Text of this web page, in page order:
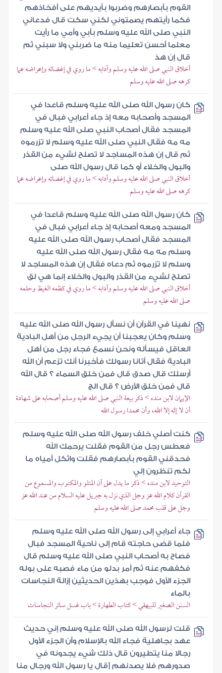
القوم بأبصارهم وضربوا بأيديهم على أفخاذهم
فكما رأيتهم يصمتوني لكني سكت قال فدعاني
النبي صلى الله عليه وسلم بأبي وأمي ما رأيت
معلما أحسن تعليما منه ما ضربني ولا سبني ثم
قال إن هذ
أخلاق النبي صلى الله عليه وسلم وآدابه > ما روي في إغضائه وإعراضه عما
كرهه صلى الله عليه وسلم
كان رسول الله صلى الله عليه وسلم قاعدا في
المسجد وأصحابه معه إذ جاء أعرابي فبال في
المسجد فقال أصحاب النبي صلى الله عليه وسلم
مه مه فقال النبي صلى الله عليه وسلم لا تزرموه
ثم قال إن هذه المساجد لا تصلح لشيء من القذر
والبول والخلاء أو كما قال رسول الله صلى
أخلاق النبي صلى الله عليه وسلم وآدابه > ما روي في إغضائه وإعراضه عما
كرهه صلى الله عليه وسلم
كان رسول الله صلى الله عليه وسلم قاعدا في
المسجد ومعه أصحابه إذ جاء أعرابي فبال في
المسجد فقال أصحاب رسول الله صلى الله عليه
وسلم مه مه فقال رسول الله صلى الله عليه
وسلم لا تزرموه ثم دعاه فقال إن هذه المساجد لا
تصلح لشيء من القذر والبول والخلاء إنما هي لق
أخلاق النبي صلى الله عليه وسلم وآدابه > ما روي في كظمه الغيظ وحلمه
صلى الله عليه وسلم
نهينا في القرآن أن نسأل رسول الله صلى الله عليه
وسلم وكان يعجبنا أن يجيء الرجل من أهل البادية
العاقل فيسأله ونحن نسمع فجاء رجل من أهل
البادية فقال أتانا رسولك فأخبرنا أنك تزعم أن الله
أرسلك قال صدق قال فمن خلق السماء ؟ قال الله
قال فمن خلق الأرض ؟ قال الج
الإيمان لابن منده > ذكر بيعة النبي صلى الله عليه وسلم أصحابه على شهادة
أن لا إله إلا الله، وأن محمدا رسول الله
كنت أصلي خلف رسول الله صلى الله عليه وسلم
فعطس رجل من القوم فقلت يرحمك الله
فحدقني القوم بأبصارهم فقلت واثكل أمياه ما
لكم تنظرون إلي
التوحيد لابن منده > ذكر ما يدل على أن المتلو والمكتوب والمسموع من
القرآن كلام الله عز وجل الذي نزل به جبريل عليه السلام من عند الله عز
وجل على قلب محمد صلى الله عليه وسلم
جاء أعرابي إلى رسول الله صلى الله عليه وسلم
فلما قضى حاجته قام إلى ناحية المسجد فبال
فصاح به أصحاب النبي صلى الله عليه وسلم قال
فكفهم عنه ثم أمر بدلو من ماء فصبه على بوله
الجزء الأول فوجب بهذين الحديثين إزالة النجاسات
بالماء
السنن الصغير للبيهقي > كتاب الطهارة > باب غسل سائر النجاسات
قلت لرسول الله صلى الله عليه وسلم إني حديث
عهد بجاهلية فجاء الله بالإسلام وأن الجزء الأول
رجالا منا يتطيرون قال ذلك شيء يجدونه في
صدورهم فلا يصدنهم [قال يا رسول الله ورجال منا